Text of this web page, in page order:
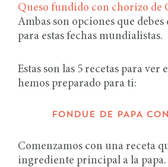
Queso fundido con chorizo de
Ambas son opciones que debes
para estas fechas mundialistas.
Estas son las 5 recetas para ver
hemos preparado para ti:
FONDUE DE PAPA
Comenzamos con una receta
ingrediente principal a la papa.